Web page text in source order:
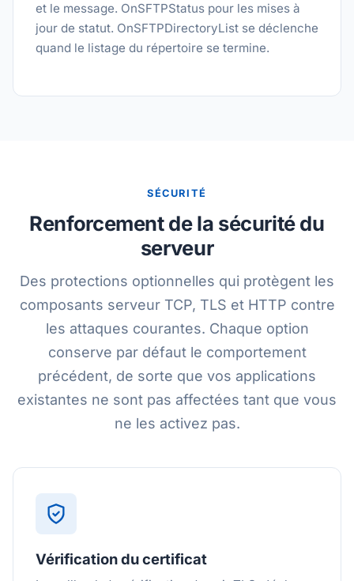
et le message. OnSFTPStatus pour les mises à
jour de statut. OnSFTPDirectoryList se déclenche
quand le listage du répertoire se termine.
SÉCURITÉ
Renforcement de la sécurité du
serveur
Des protections optionnelles qui protègent les
composants serveur TCP, TLS et HTTP contre
les attaques courantes. Chaque option
conserve par défaut le comportement
précédent, de sorte que vos applications
existantes ne sont pas affectées tant que vous
ne les activez pas.
Vérification du certificat